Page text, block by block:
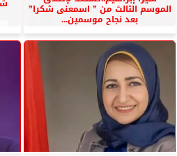
الموسم الثالث من ” اسمعنى شكرا”
بعد نجاح موسمين...